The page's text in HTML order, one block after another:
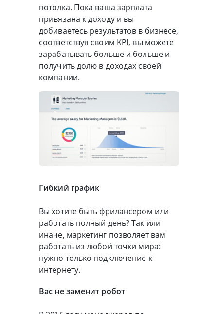
потолка. Пока ваша зарплата
привязана к доходу и вы
добиваетесь результатов в бизнесе,
соответствуя своим KPI, вы можете
зарабатывать больше и больше и
получить долю в доходах своей
компании.
Гибкий график
Вы хотите быть фрилансером или
работать полный день? Так или
иначе, маркетинг позволяет вам
работать из любой точки мира:
нужно только подключение к
интернету.
Вас не заменит робот